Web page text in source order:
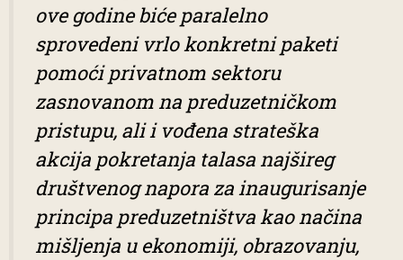
ove godine biće paralelno
sprovedeni vrlo konkretni paketi
pomoći privatnom sektoru
zasnovanom na preduzetničkom
pristupu, ali i vođena strateška
akcija pokretanja talasa najšireg
društvenog napora zainaugurisanje
principa preduzetništva kao načina
mišljenja u ekonomiji, obrazovanju,